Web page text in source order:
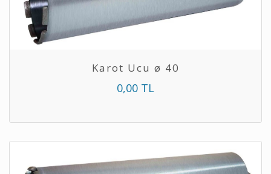
Karot Ucu ø 40
0,00 TL